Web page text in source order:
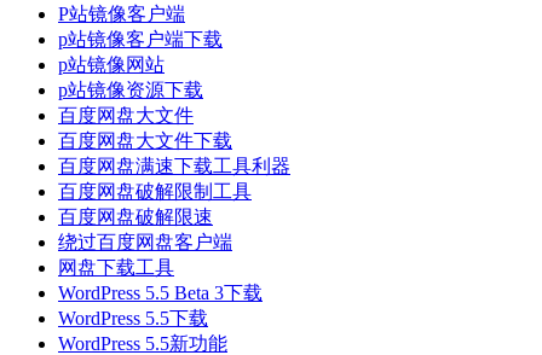
P站镜像客户端
p站镜像客户端下载
p站镜像网站
p站镜像资源下载
百度网盘大文件
百度网盘大文件下载
百度网盘满速下载工具利器
百度网盘破解限制工具
百度网盘破解限速
绕过百度网盘客户端
网盘下载工具
WordPress 5.5 Beta 3下载
WordPress 5.5下载
WordPress 5.5新功能